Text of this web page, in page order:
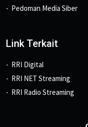
Pedoman Media Siber
Link Terkait
RRI Digital
RRI NET Streaming
RRI Radio Streaming